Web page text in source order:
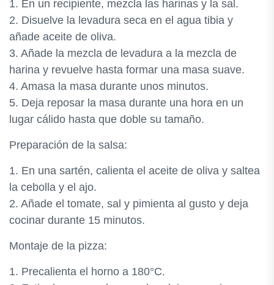
1. En un recipiente, mezcla las harinas y la sal.
2. Disuelve la levadura seca en el agua tibia y
añade aceite de oliva.
3. Añade la mezcla de levadura a la mezcla de
harina y revuelve hasta formar una masa suave.
4. Amasa la masa durante unos minutos.
5. Deja reposar la masa durante una hora en un
lugar cálido hasta que doble su tamaño.
Preparación de la salsa:
1. En una sartén, calienta el aceite de oliva y saltea
la cebolla y el ajo.
2. Añade el tomate, sal y pimienta al gusto y deja
cocinar durante 15 minutos.
Montaje de la pizza:
1. Precalienta el horno a 180°C.